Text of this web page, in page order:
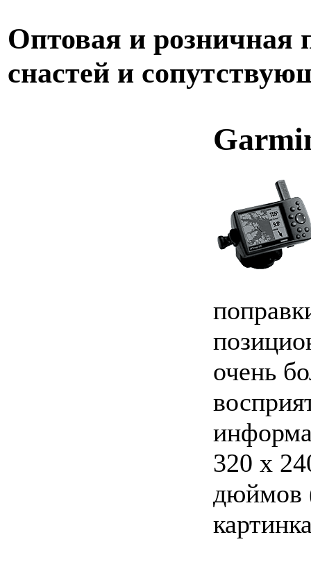
Оптовая и розничная
снастей и
очень
320 х
дюймов